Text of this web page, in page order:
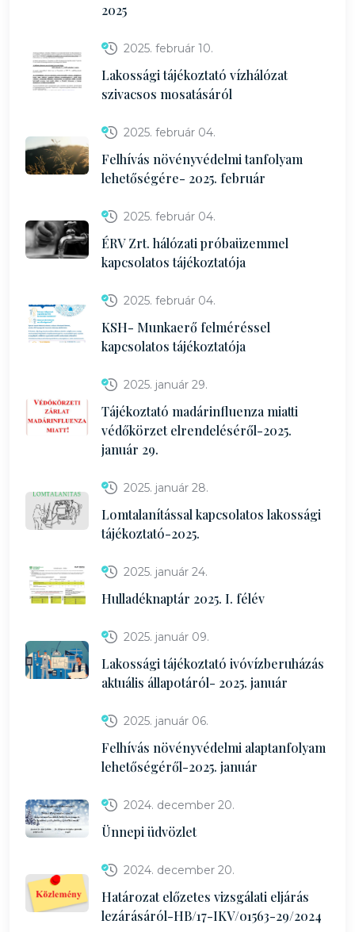
2025
2025. február 10.
Lakossági tájékoztató vízhálózat
szivacsos mosatásáról
2025. február 04.
Felhívás növényvédelmi tanfolyam
lehetőségére- 2025. február
2025. február 04.
ÉRV Zrt. hálózati próbaüzemmel
kapcsolatos tájékoztatója
2025. február 04.
KSH- Munkaerő felméréssel
kapcsolatos tájékoztatója
2025. január 29.
Tájékoztató madárinfluenza miatti
védőkörzet elrendeléséről-2025.
január 29.
2025. január 28.
Lomtalanítással kapcsolatos lakossági
tájékoztató-2025.
2025. január 24.
Hulladéknaptár 2025. I. félév
2025. január 09.
Lakossági tájékoztató ivóvízberuházás
aktuális állapotáról- 2025. január
2025. január 06.
Felhívás növényvédelmi alaptanfolyam
lehetőségéről-2025. január
2024. december 20.
Ünnepi üdvözlet
2024. december 20.
Határozat előzetes vizsgálati eljárás
lezárásáról-HB/17-IKV/01563-29/2024